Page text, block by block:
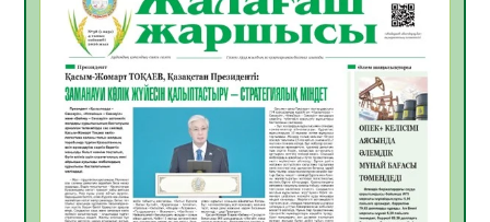
10.08.2026
24
ҚҰРЫЛТАЙ САЙЛАУЫ – АЗАМАТТЫҚ
БЕЛСЕНДІЛІКТІҢ МАҢЫЗДЫ КӨРІНІСІ
10.08.2026
26
Мемлекет басшысы Қасым-Жомарт
Тоқаевтың Абай күнімен құттықтауы
10.08.2026
18